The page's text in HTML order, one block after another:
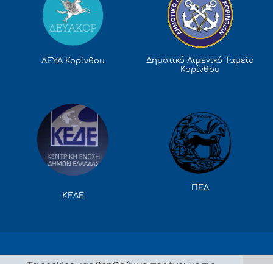
ΔΕΥΑ Κορίνθου
Δημοτικό Λιμενικό Ταμείο
Κορίνθου
ΚΕΔΕ
ΠΕΔ